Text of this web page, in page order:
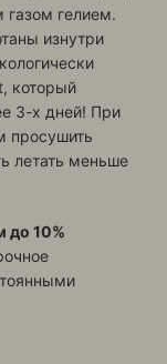
гелием.
изнутри
который
3-х дней! При
просушить
летать меньше
до 10%